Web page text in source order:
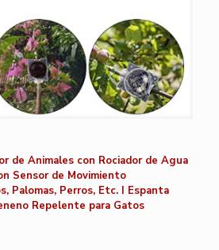
de Animales con Rociador de Agua
Sensor de Movimiento
Palomas, Perros, Etc. I Espanta
Repelente para Gatos